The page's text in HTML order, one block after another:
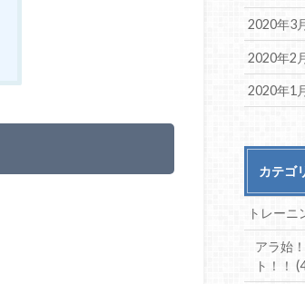
2020年3
2020年2
2020年1
カテゴ
トレー
アラ始
ト！！